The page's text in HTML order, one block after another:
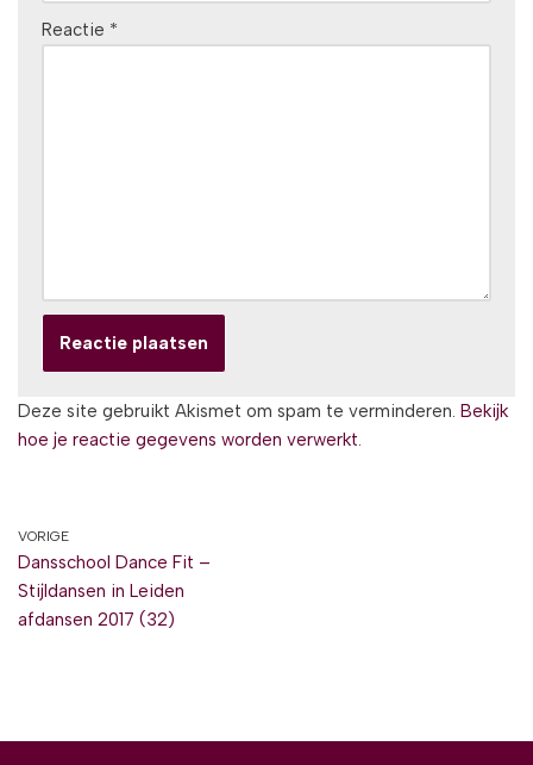
Reactie *
Deze site gebruikt Akismet om spam te verminderen. Bekijk
hoe je reactie gegevens worden verwerkt.
VORIGE
Dansschool Dance Fit –
Stijldansen in Leiden
afdansen 2017 (32)